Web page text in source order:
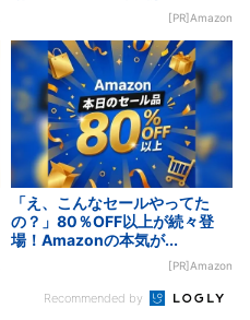
[PR]Amazon
「え、こんなセールやってた
の？」80％OFF以上が続々登
場！Amazonの本気が...
[PR]Amazon
Recommended by